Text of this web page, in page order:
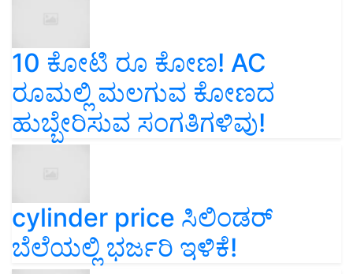
10 ಕೋಟಿ ರೂ ಕೋಣ! AC
ರೂಮಲ್ಲಿ ಮಲಗುವ ಕೋಣದ
ಹುಬ್ಬೇರಿಸುವ ಸಂಗತಿಗಳಿವು!
cylinder price ಸಿಲಿಂಡರ್‌
ಬೆಲೆಯಲ್ಲಿ ಭರ್ಜರಿ ಇಳಿಕೆ!